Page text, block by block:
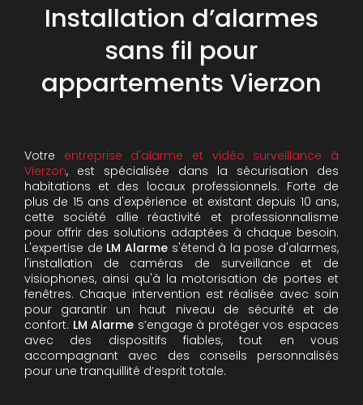
Installation d’alarmes
sans fil pour
appartements Vierzon
Votre entreprise d'alarme et vidéo surveillance à
Vierzon, est spécialisée dans la sécurisation des
habitations et des locaux professionnels. Forte de
plus de 15 ans d'expérience et existant depuis 10 ans,
cette société allie réactivité et professionnalisme
pour offrir des solutions adaptées à chaque besoin.
L'expertise de LM Alarmes'étend à la pose d'alarmes,
l'installation de caméras de surveillance et de
visiophones, ainsi qu'à la motorisation de portes et
fenêtres. Chaque intervention est réalisée avec soin
pour garantir un haut niveau de sécurité et de
confort. LM Alarme s’engage à protéger vos espaces
avec des dispositifs fiables, tout en vous
accompagnant avec des conseils personnalisés
pour une tranquillité d’esprit totale.